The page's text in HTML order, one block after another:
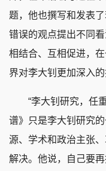
题，他也撰写和发表
错误的观点提出不同
相结合、互相促进，
界对李大钊更加深入的
“李大钊研究，任重
谱》只是李大钊研究
源、学术和政治主张
解决。他说，自己要